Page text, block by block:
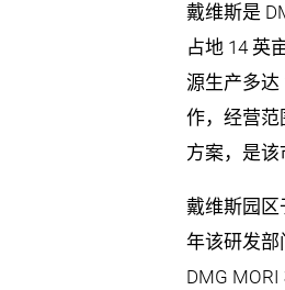
戴维斯是
占地 14 英
源生产多达
作，经营
方案，是该
戴维斯园区
年该研发部
DMG